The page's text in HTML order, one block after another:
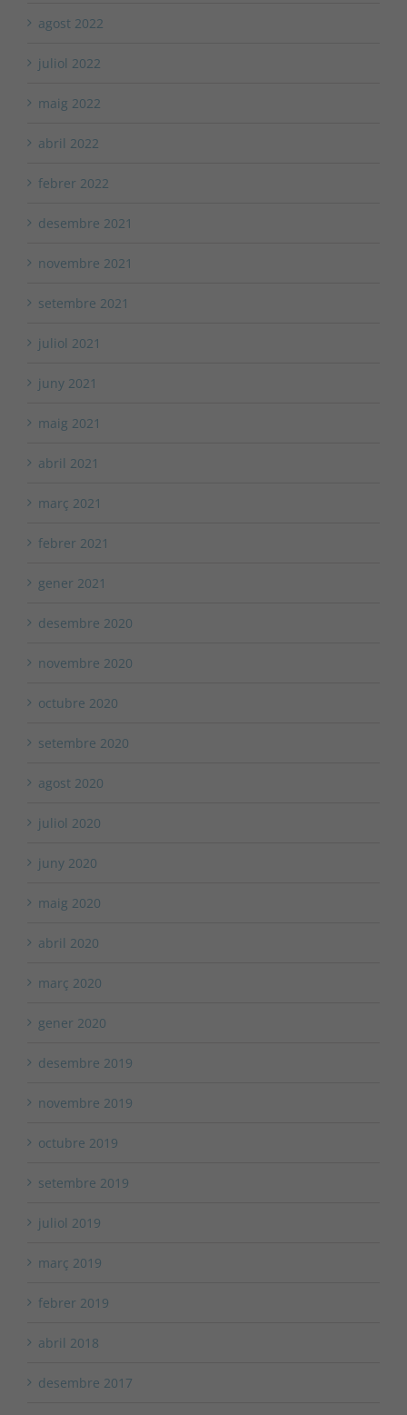
agost 2022
juliol 2022
maig 2022
abril 2022
febrer 2022
desembre 2021
novembre 2021
setembre 2021
juliol 2021
juny 2021
maig 2021
abril 2021
març 2021
febrer 2021
gener 2021
desembre 2020
novembre 2020
octubre 2020
setembre 2020
agost 2020
juliol 2020
juny 2020
maig 2020
abril 2020
març 2020
gener 2020
desembre 2019
novembre 2019
octubre 2019
setembre 2019
juliol 2019
març 2019
febrer 2019
abril 2018
desembre 2017